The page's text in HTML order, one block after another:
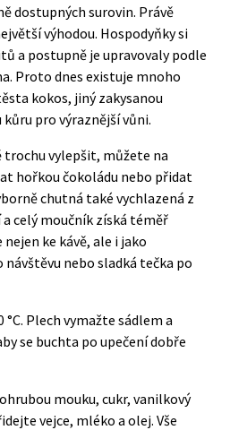
dostupných surovin. Právě
výhodou. Hospodyňky si
a postupně je upravovaly podle
Proto dnes existuje mnoho
kokos, jiný zakysanou
pro výraznější vůni.
trochu vylepšit, můžete na
hořkou čokoládu nebo přidat
chutná také vychlazená z
celý moučník získá téměř
ke kávě, ale i jako
nebo sladká tečka po
Plech vymažte sádlem a
se buchta po upečení dobře
mouku, cukr, vanilkový
vejce, mléko a olej. Vše